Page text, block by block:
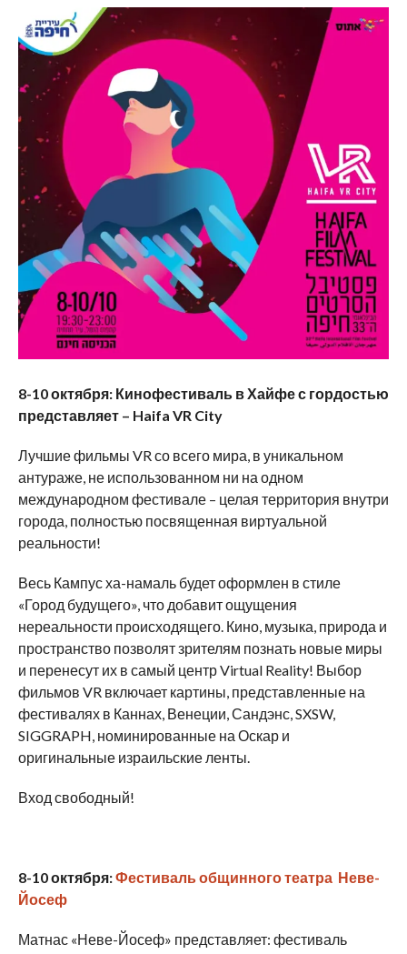
8-10 октября: Кинофестиваль в Хайфе с гордостью
представляет – Haifa VR City
Лучшие фильмы VR со всего мира, в уникальном
антураже, не использованном ни на одном
международном фестивале – целая территория внутри
города, полностью посвященная виртуальной
реальности!
Весь Кампус ха-намаль будет оформлен в стиле
«Город будущего», что добавит ощущения
нереальности происходящего. Кино, музыка, природа и
пространство позволят зрителям познать новые миры
и перенесут их в самый центр Virtual Reality! Выбор
фильмов VR включает картины, представленные на
фестивалях в Каннах, Венеции, Сандэнс, SXSW,
SIGGRAPH, номинированные на Оскар и
оригинальные израильские ленты.
Вход свободный!
8-10 октября:Фестиваль общинного театра Неве-
Йосеф
Матнас «Неве-Йосеф» представляет: фестиваль